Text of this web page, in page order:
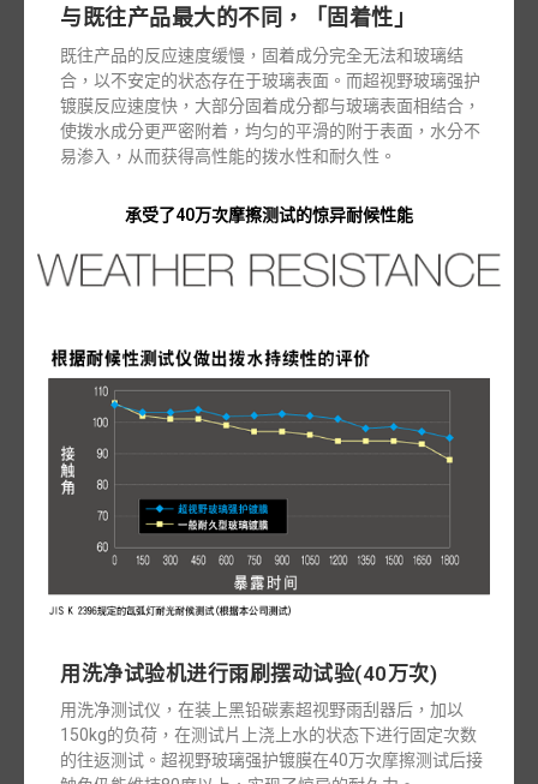
与既往产品最大的不同，「固着性」
既往产品的反应速度缓慢，固着成分完全无法和玻璃结
合，以不安定的状态存在于玻璃表面。而超视野玻璃强护
镀膜反应速度快，大部分固着成分都与玻璃表面相结合，
使拨水成分更严密附着，均匀的平滑的附于表面，水分不
易渗入，从而获得高性能的拨水性和耐久性。
承受了40万次摩擦测试的惊异耐候性能
用洗净试验机进行雨刷摆动试验(40万次)
用洗净测试仪，在装上黑铅碳素超视野雨刮器后，加以
150kg的负荷，在测试片上浇上水的状态下进行固定次数
的往返测试。超视野玻璃强护镀膜在40万次摩擦测试后接